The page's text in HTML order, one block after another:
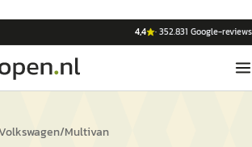
4,4 ·352.831 Google-reviews
/Multivan